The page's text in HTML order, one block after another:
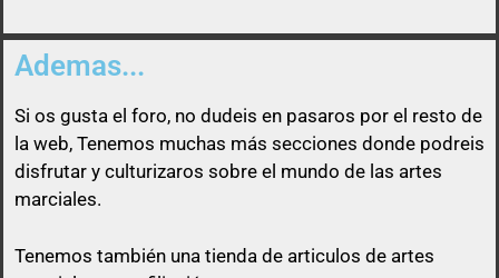
Ademas...
Si os gusta el foro, no dudeis en pasaros por el resto de
la web, Tenemos muchas más secciones donde podreis
disfrutar y culturizaros sobre el mundo de las artes
marciales.
Tenemos también una tienda de articulos de artes